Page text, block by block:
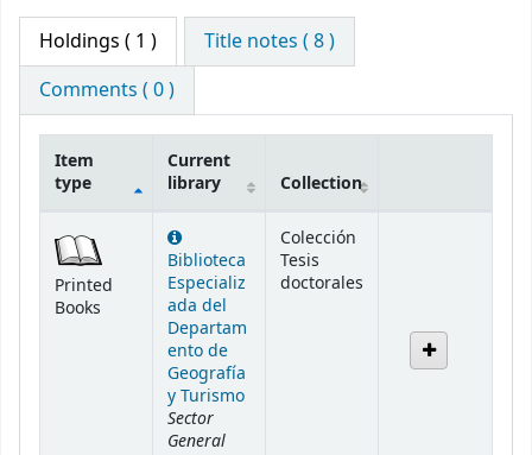
Holdings ( 1 )
Title notes ( 8 )
Comments ( 0 )
Item
type
Current
library
Collection
Printed
Books
Biblioteca
Especializ
ada del
Departam
ento de
Geografía
y Turismo
Sector
General
Colección
Tesis
doctorales